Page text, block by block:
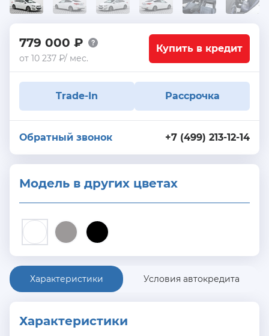
779 000 ₽
от 10 237 ₽/ мес.
Купить в кредит
Trade-In Рассрочка
+7 (499) 213-12-14
Обратный звонок
Модель в других цветах
Характеристики Условия автокредита
Характеристики